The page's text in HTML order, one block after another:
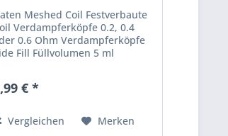
Meshed Coil Festverbaute
Verdampferköpfe 0.2, 0.4
0.6 Ohm Verdampferköpfe
Fill Füllvolumen 5 ml
€ *
Vergleichen Merken